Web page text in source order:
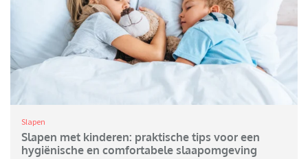
Slapen
Slapen met kinderen: praktische tips voor een
hygiënische en comfortabele slaapomgeving